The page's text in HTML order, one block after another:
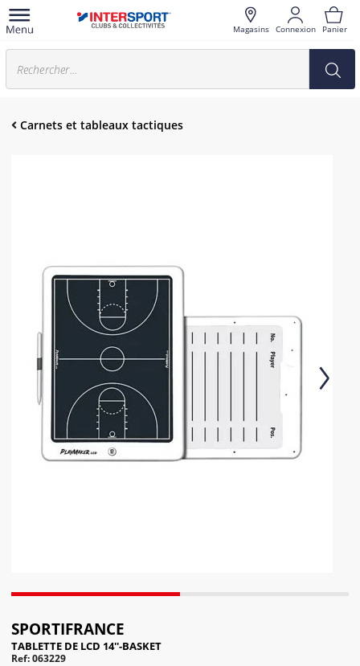
Magasins Connexion Panier
Carnets et tableaux tactiques
SPORTIFRANCE
TABLETTE DE LCD 14''-BASKET
Ref: 063229